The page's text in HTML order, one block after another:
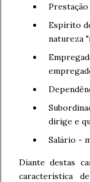
Espírito
natureza
dirige e
Salário -
Diante destas
característica